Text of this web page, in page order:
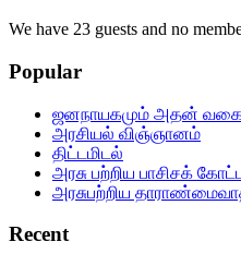
We have 23 guests and no
Popular
ஜனநாயகமும் அதன்
அரசியல் விஞ்ஞானம்
திட்டமிடல்
அரசு பற்றிய பாசிசக்
அரசுபற்றிய
Recent